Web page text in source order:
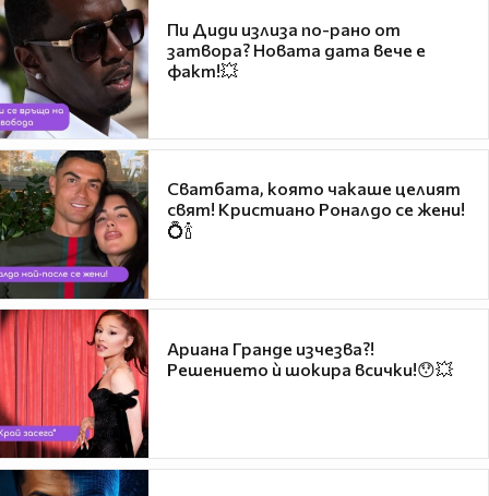
Пи Диди излиза по-рано от
затвора? Новата дата вече е
факт!💥
Сватбата, която чакаше целият
свят! Кристиано Роналдо се жени!
💍🍾
Ариана Гранде изчезва?!
Решението ѝ шокира всички!😯💥